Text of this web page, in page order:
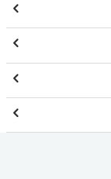



